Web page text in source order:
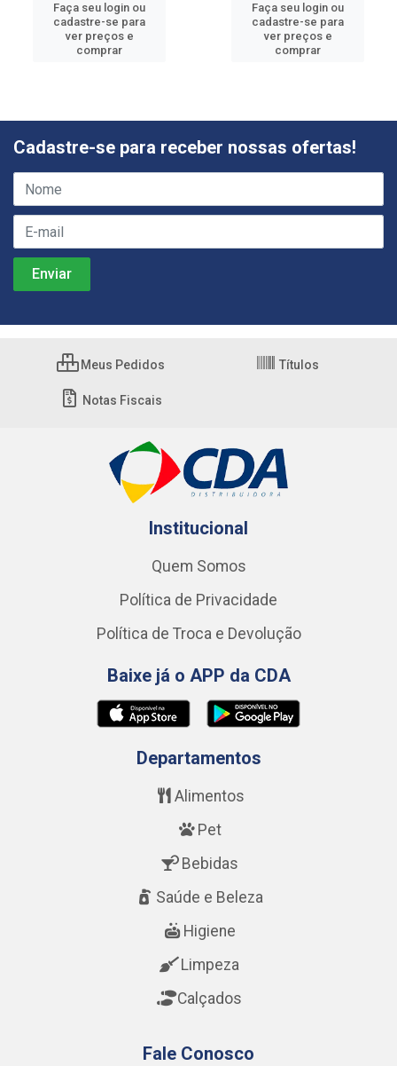
Faça seu login ou
cadastre-se para
ver preços e
comprar
Faça seu login ou
cadastre-se para
ver preços e
comprar
Cadastre-se para receber nossas ofertas!
Meus Pedidos Títulos
Notas Fiscais
Institucional
Quem Somos
Política de Privacidade
Política de Troca e Devolução
Baixe já o APP da CDA
Departamentos
Alimentos
Pet
Bebidas
Saúde e Beleza
Higiene
Limpeza
Calçados
Fale Conosco